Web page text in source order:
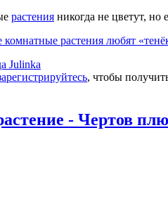
растения никогда не цветут, но
растения любят
Julinka
, чтобы
- Чертов